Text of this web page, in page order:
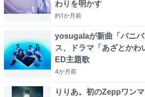
わりを明かす
約1か月前
yosugalaが新曲「バニ
ス、ドラマ「あざとかわ
ED主題歌
4か月前
りりあ。初のZeppワン